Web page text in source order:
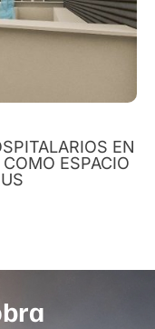
EN
ESPACIO